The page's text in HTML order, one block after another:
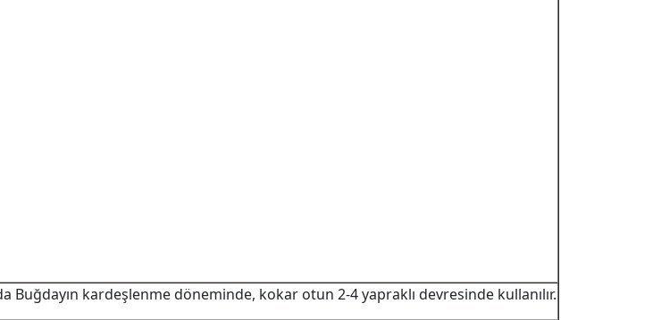
Buğdayın kardeşlenme döneminde, kokar otun 2-4 yapraklı devresinde kullanılır.